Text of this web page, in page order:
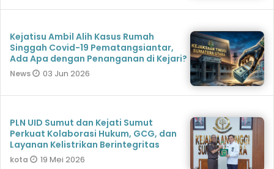
Kejatisu Ambil Alih Kasus Rumah
Singgah Covid-19 Pematangsiantar,
Ada Apa dengan Penanganan di Kejari?
News 03 Jun 2026
PLN UID Sumut dan Kejati Sumut
Perkuat Kolaborasi Hukum, GCG, dan
Layanan Kelistrikan Berintegritas
kota 19 Mei 2026